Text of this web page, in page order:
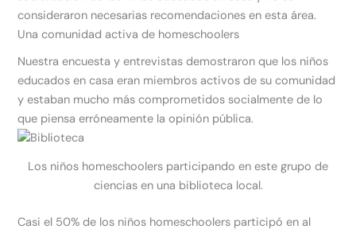
consideraron necesarias recomendaciones en esta área.
Una comunidad activa de homeschoolers
Nuestra encuesta y entrevistas demostraron que los niños
educados en casa eran miembros activos de su comunidad
y estaban mucho más comprometidos socialmente de lo
que piensa erróneamente la opinión pública.
Los niños homeschoolers participando en este grupo de
ciencias en una biblioteca local.
Casi el 50% de los niños homeschoolers participó en al